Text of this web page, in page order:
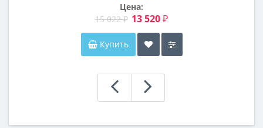
Цена:
15 022 ₽ 13 520 ₽
Купить